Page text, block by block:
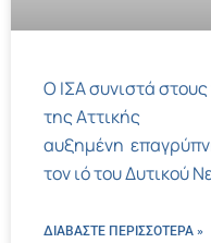
Ο ΙΣΑ συνιστά στους
της Αττικής
αυξημένη
τον ιό του Δυτικού
ΔΙΑΒΑΣΤΕ ΠΕΡΙΣΣΌΤΕΡΑ »